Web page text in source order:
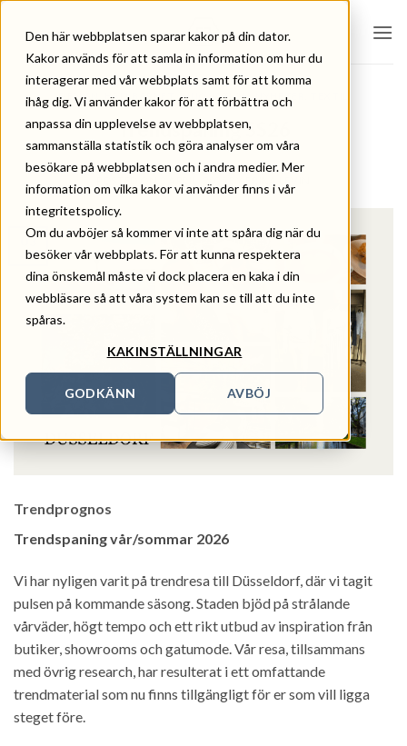
Den här webbplatsen sparar kakor på din dator.
Kakor används för att samla in information om hur du
interagerar med vår webbplats samt för att komma
ihåg dig. Vi använder kakor för att förbättra och
anpassa din upplevelse av webbplatsen,
sammanställa statistik och göra analyser om våra
besökare på webbplatsen och i andra medier. Mer
information om vilka kakor vi använder finns i vår
integritetspolicy.
Om du avböjer så kommer vi inte att spåra dig när du
besöker vår webbplats. För att kunna respektera
dina önskemål måste vi dock placera en kaka i din
webbläsare så att våra system kan se till att du inte
spåras.
KAKINSTÄLLNINGAR
GODKÄNN AVBÖJ
content
DESIGN HÅLLBARHET INNOVATION , NYHETER
PRODUKTION,WORKSHOP
Trendspaning SS26
03
apr
Trendprognos
Trendspaning vår/sommar 2026
Vi har nyligen varit på trendresa till Düsseldorf, där vi tagit
pulsen på kommande säsong. Staden bjöd på strålande
vårväder, högt tempo och ett rikt utbud av inspiration från
butiker, showrooms och gatumode. Vår resa, tillsammans
med övrig research, har resulterat i ett omfattande
trendmaterial som nu finns tillgängligt för er som vill ligga
steget före.